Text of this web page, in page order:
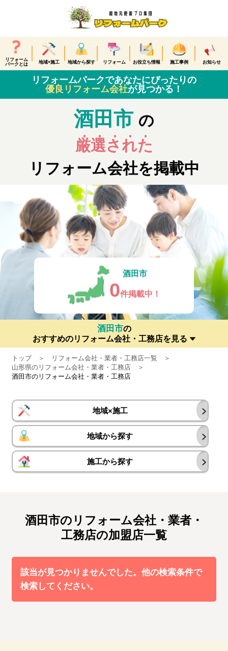
リフォーム
パークとは
地域×施工 地域から探す リフォーム お役立ち情報 施工事例 お知らせ
リフォームパークであなたにぴったりの
優良リフォーム会社が見つかる！
酒田市 の
厳選された
リフォーム会社を掲載中
酒田市
0件掲載中！
酒田市の
おすすめのリフォーム会社・工務店を見る
トップ
リフォーム会社・業者・工務店一覧
山形県のリフォーム会社・業者・工務店
酒田市のリフォーム会社・業者・工務店
地域×施工
地域から探す
施工から探す
酒田市のリフォーム会社・業者・
工務店の加盟店一覧
該当が見つかりませんでした。他の検索条件で
検索してください。